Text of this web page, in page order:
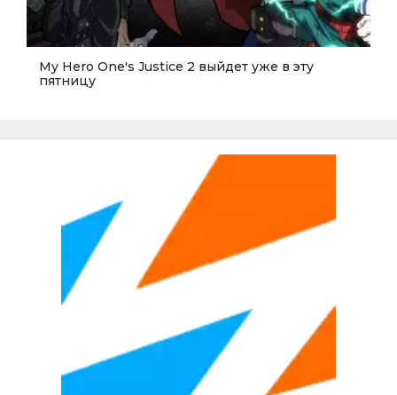
My Hero One's Justice 2 выйдет уже в эту
пятницу